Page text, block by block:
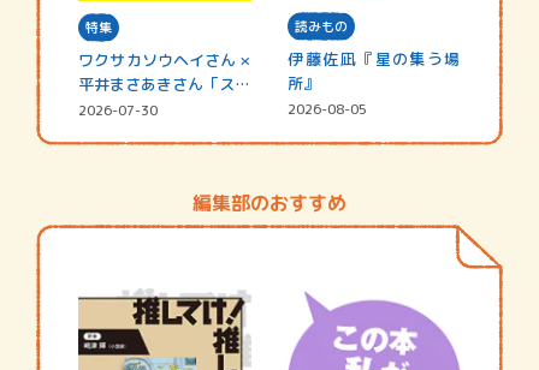
特集
ワクサカソウヘイさん ×
平井まさあきさん「スペ
シャ…
2026-07-30
読みもの
伊藤佐凪『星の集う場
所』
2026-08-05
編集部のおすすめ